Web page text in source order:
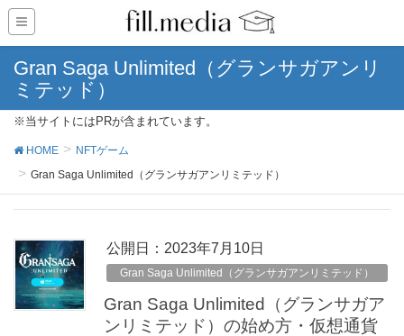
Gran Saga Unlimited（グランサガアンリ
ミテッド）
※当サイトにはPRが含まれています。
HOME
NFTゲーム
Gran Saga Unlimited（グランサガアンリミテッド）
公開日： 2023年7月10日
Gran Saga Unlimited（グランサガアンリミテッド）
Gran Saga Unlimited（グランサガア
ンリミテッド）の始め方・仮想通貨